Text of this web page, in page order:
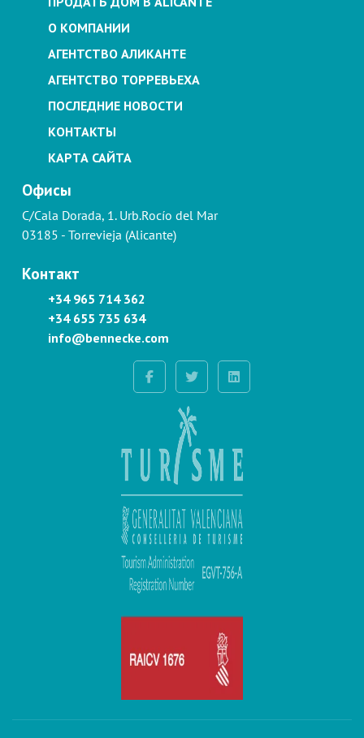
О КОМПАНИИ
АГЕНТСТВО АЛИКАНТЕ
АГЕНТСТВО ТОРРЕВЬЕХА
ПОСЛЕДНИЕ НОВОСТИ
КОНТАКТЫ
КАРТА САЙТА
Офисы
C/Cala Dorada, 1. Urb.Rocío del Mar
03185 - Torrevieja (Alicante)
Контакт
+34 965 714 362
+34 655 735 634
info@bennecke.com